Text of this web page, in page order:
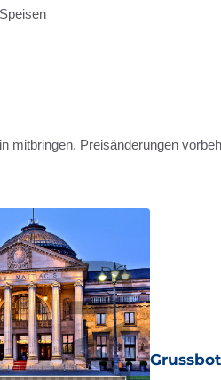
mitbringen. Preisänderungen